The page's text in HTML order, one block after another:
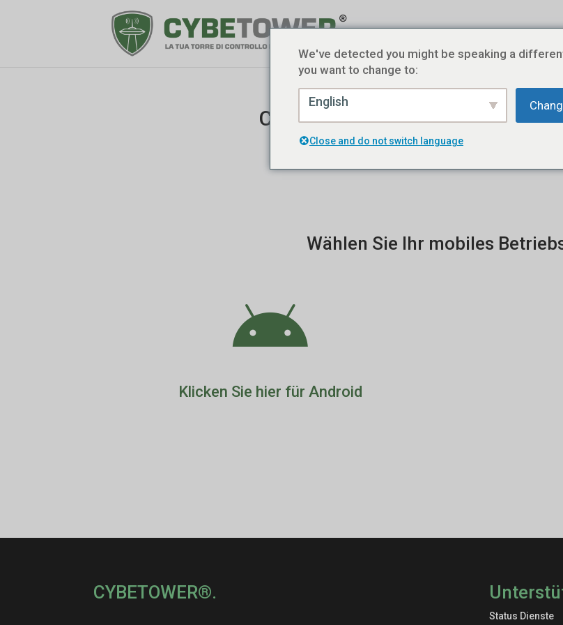
Cybetower: Alarme über
Wählen Sie Ihr mobiles

Klicken Sie hier für Android
CYBETOWER®.
Status Dienste
We've detected you might be speaking a
you want to change to:
English
Close and do not switch language